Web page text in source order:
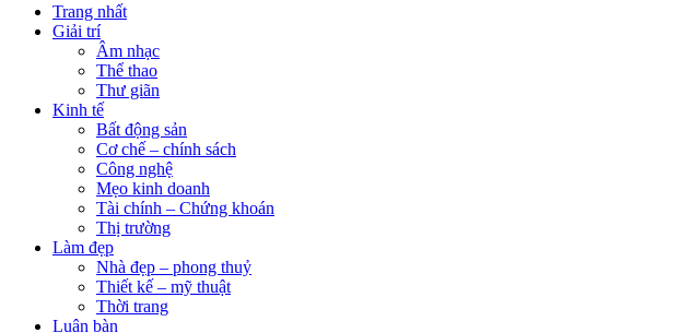
Trang nhất
Giải trí
Âm nhạc
Thể thao
Thư giãn
Kinh tế
Bất động sản
Cơ chế – chính sách
Công nghệ
Mẹo kinh doanh
Tài chính – Chứng khoán
Thị trường
Làm đẹp
Nhà đẹp – phong thuỷ
Thiết kế – mỹ thuật
Thời trang
Luận bàn